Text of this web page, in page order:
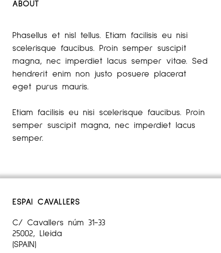
ABOUT
Phasellus et nisl tellus. Etiam facilisis eu nisi
scelerisque faucibus. Proin semper suscipit
magna, nec imperdiet lacus semper vitae. Sed
hendrerit enim non justo posuere placerat
eget purus mauris.
Etiam facilisis eu nisi scelerisque faucibus. Proin
semper suscipit magna, nec imperdiet lacus
semper.
ESPAI CAVALLERS
C/ Cavallers núm 31-33
25002, Lleida
(SPAIN)